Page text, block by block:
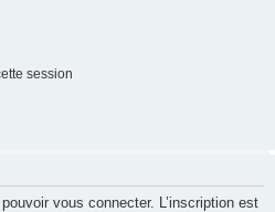
session
vous connecter. L’inscription est